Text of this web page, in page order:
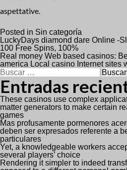
aspettative.
Posted in Sin categoría
Navegación
de
entradas
LuckyDays diamond dare Online -
100 Free Spins, 100%
Real money Web based casinos:
america Local casino Internet sites
Buscar:
Entradas
These casinos use complex
matter generators to make certain
games
Mas profusamente pormenores
deben ser expresados referente a
particulares
Yet, a knowledgeable workers
several players’ choice
Rendering it simpler to indeed